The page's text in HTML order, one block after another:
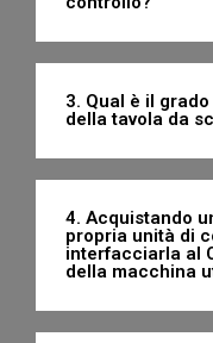
3. Qual è il
della tavola da
4. Acquistando
propria unità di
interfacciarla al
della macchina